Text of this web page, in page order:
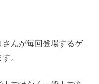
んが毎回登場するゲ
。